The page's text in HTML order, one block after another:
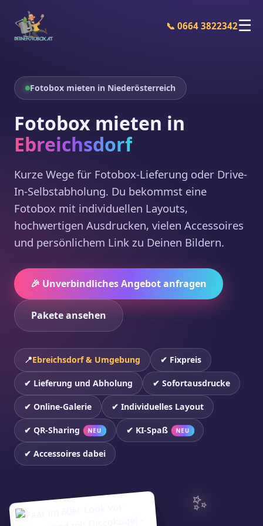
📞 0664 3822342☰
Fotobox mieten in Niederösterreich
Fotobox mieten in
Ebreichsdorf
Kurze Wege für Fotobox-Lieferung oder Drive-
In-Selbstabholung. Du bekommst eine
Fotobox mit individuellen Layouts,
hochwertigen Ausdrucken, vielen Accessoires
und persönlichem Link zu Deinen Bildern.
🎉 Unverbindliches Angebot anfragen
Pakete ansehen
📍Ebreichsdorf & Umgebung ✔ Fixpreis
✔ Lieferung und Abholung ✔ Sofortausdrucke
✔ Online-Galerie ✔ Individuelles Layout
✔ QR-Sharing NEU ✔ KI-Spaß NEU
✔ Accessoires dabei
✨